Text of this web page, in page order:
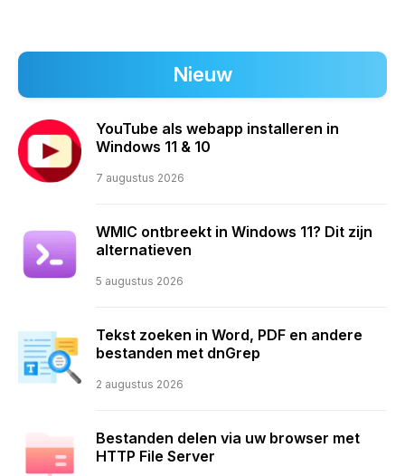
Nieuw
YouTube als webapp installeren in
Windows 11 & 10
7 augustus 2026
WMIC ontbreekt in Windows 11? Dit zijn
alternatieven
5 augustus 2026
Tekst zoeken in Word, PDF en andere
bestanden met dnGrep
2 augustus 2026
Bestanden delen via uw browser met
HTTP File Server